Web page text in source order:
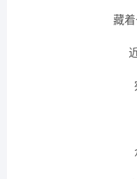
藏着一
近
宛
众